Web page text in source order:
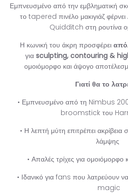
Εμπνευσμένο από την εμβληματική
το tapered πινέλο μακιγιάζ
Quidditch στη ρουτίνα
Η κωνική του άκρη προσφέρει
για sculpting, contouring &
ομοιόμορφο και άψογο
Γιατί θα το
• Εμπνευσμένο από τη Nimbus
broomstick του
• Η λεπτή μύτη επιτρέπει
λάμψης
• Απαλές τρίχες για
• Ιδανικό για fans που λατρεύουν
magic